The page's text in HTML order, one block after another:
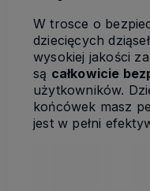
W trosce o
dziecięcych
wysokiej jakości
są całkowicie
użytkowników.
końcówek masz
jest w pełni